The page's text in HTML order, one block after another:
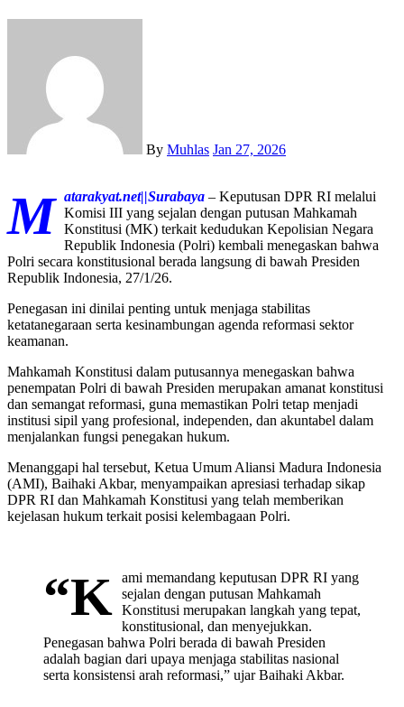
By Muhlas Jan 27, 2026
M atarakyat.net||Surabaya – Keputusan DPR RI melalui
Komisi III yang sejalan dengan putusan Mahkamah
Konstitusi (MK) terkait kedudukan Kepolisian Negara
Republik Indonesia (Polri) kembali menegaskan bahwa
Polri secara konstitusional berada langsung di bawah Presiden
Republik Indonesia, 27/1/26.
Penegasan ini dinilai penting untuk menjaga stabilitas
ketatanegaraan serta kesinambungan agenda reformasi sektor
keamanan.
Mahkamah Konstitusi dalam putusannya menegaskan bahwa
penempatan Polri di bawah Presiden merupakan amanat konstitusi
dan semangat reformasi, guna memastikan Polri tetap menjadi
institusi sipil yang profesional, independen, dan akuntabel dalam
menjalankan fungsi penegakan hukum.
Menanggapi hal tersebut, Ketua Umum Aliansi Madura Indonesia
(AMI), Baihaki Akbar, menyampaikan apresiasi terhadap sikap
DPR RI dan Mahkamah Konstitusi yang telah memberikan
kejelasan hukum terkait posisi kelembagaan Polri.
“K ami memandang keputusan DPR RI yang
sejalan dengan putusan Mahkamah
Konstitusi merupakan langkah yang tepat,
konstitusional, dan menyejukkan.
Penegasan bahwa Polri berada di bawah Presiden
adalah bagian dari upaya menjaga stabilitas nasional
serta konsistensi arah reformasi,” ujar Baihaki Akbar.